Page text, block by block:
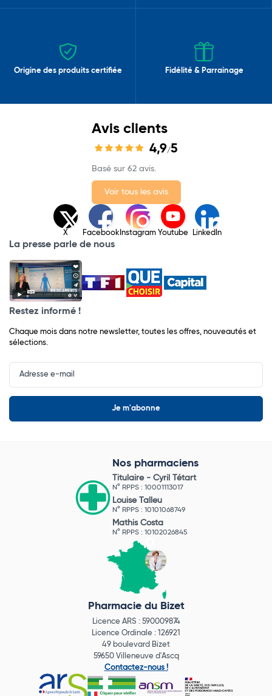
Origine des produits certifiée Fidélité & Parrainage
Avis clients
4,9/5
Basé sur 62 avis.
Voir tous les avis
X Facebook Instagram Youtube LinkedIn
La presse parle de nous
Restez informé !
Chaque mois dans notre newsletter, toutes les offres, nouveautés et
sélections.
Input
Newsletter
Nos pharmaciens
Titulaire - Cyril Tétart
N° RPPS : 10001113017
Louise Talleu
N° RPPS : 10101068749
Mathis Costa
N° RPPS : 10102026845
Pharmacie du Bizet
Licence ARS : 590009874
Licence Ordinale : 126921
49 boulevard Bizet
59650 Villeneuve d'Ascq
Contactez-nous !